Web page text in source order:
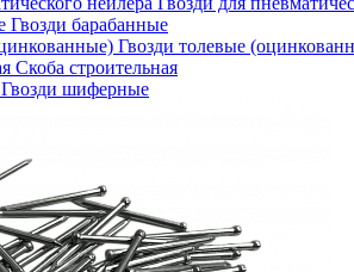
Гвозди барабанные
Гвозди толевые
Скоба строительная
Гвозди шиферные